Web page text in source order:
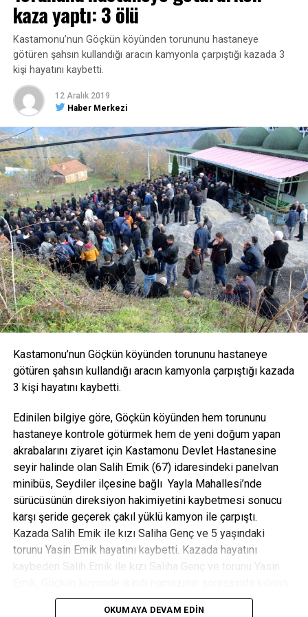
kaza yaptı: 3 ölü
Kastamonu’nun Göçkün köyünden torununu hastaneye
götüren şahsın kullandığı aracın kamyonla çarpıştığı kazada 3
kişi hayatını kaybetti.
12 Aralık 2019
Haber Merkezi
Kastamonu’nun Göçkün köyünden torununu hastaneye
götüren şahsın kullandığı aracın kamyonla çarpıştığı kazada
3 kişi hayatını kaybetti.
Edinilen bilgiye göre, Göçkün köyünden hem torununu
hastaneye kontrole götürmek hem de yeni doğum yapan
akrabalarını ziyaret için Kastamonu Devlet Hastanesine
seyir halinde olan Salih Emik (67) idaresindeki panelvan
minibüs, Seydiler ilçesine bağlı Yayla Mahallesi’nde
sürücüsünün direksiyon hakimiyetini kaybetmesi sonucu
karşı şeride geçerek çakıl yüklü kamyon ile çarpıştı.
Kazada Salih Emik ile kızı Saliha Genç ve 5 yaşındaki
torunu Yasin Emik hayatını kaybetti. Kazada hayatını
kaybeden Salih Emik ile kızı Saliha Genç ve torunu Yasin
cenaze namazının ardından aile kabristanlığında gözyaşları
OKUMAYA DEVAM EDIN